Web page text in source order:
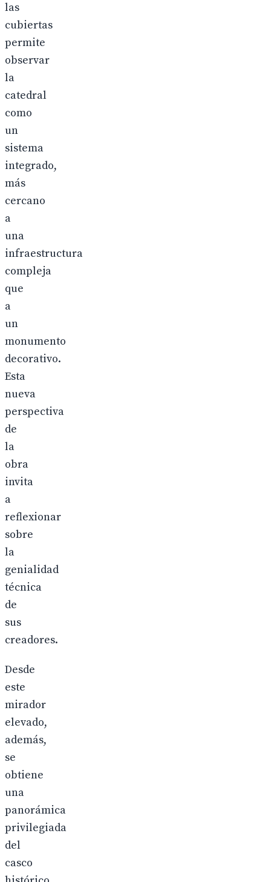
las
cubiertas
permite
observar
la
catedral
como
un
sistema
integrado,
más
cercano
a
una
infraestructura
compleja
que
a
un
monumento
decorativo.
Esta
nueva
perspectiva
de
la
obra
invita
a
reflexionar
sobre
la
genialidad
técnica
de
sus
creadores.
Desde
este
mirador
elevado,
además,
se
obtiene
una
panorámica
privilegiada
del
casco